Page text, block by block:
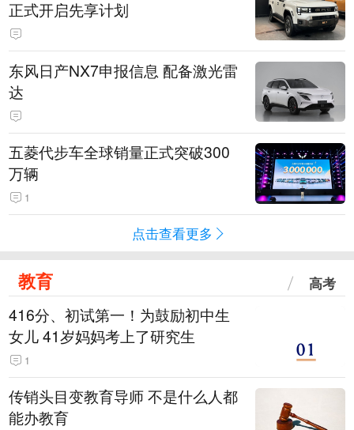
正式开启先享计划
东风日产NX7申报信息 配备激光雷
达
五菱代步车全球销量正式突破300
万辆
1
点击查看更多
教育 高考
416分、初试第一！为鼓励初中生
女儿 41岁妈妈考上了研究生
1
传销头目变教育导师 不是什么人都
能办教育